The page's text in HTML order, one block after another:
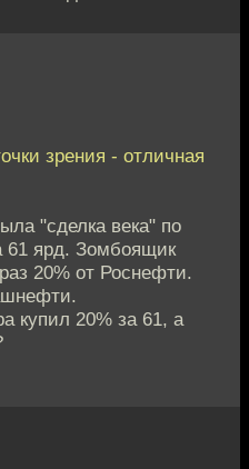
зрения - отличная
"сделка века" по
61 ярд. Зомбоящик
20% от Роснефти.
купил 20% за 61, а